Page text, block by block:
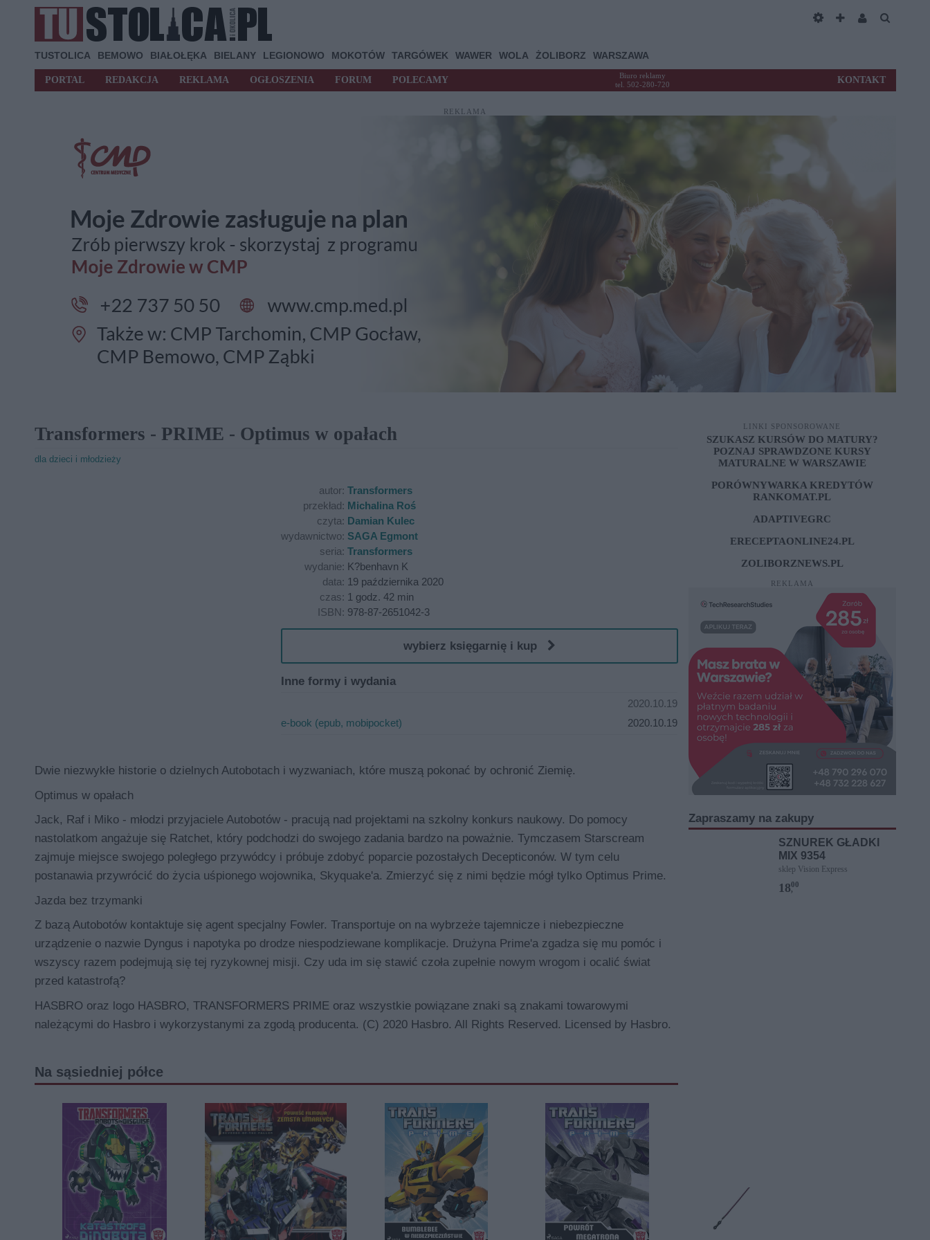
TUSTOLICA BEMOWO BIAŁOŁĘKA BIELANY LEGIONOWO MOKOTÓW TARGÓWEK WAWER WOLA ŻOLIBORZ WARSZAWA
PORTAL REDAKCJA REKLAMA OGŁOSZENIA FORUM POLECAMY
Biuro reklamy
tel. 502-280-720
KONTAKT
REKLAMA
Transformers - PRIME - Optimus w opałach
dla dzieci i młodzieży
autor: Transformers
przekład: Michalina Roś
czyta: Damian Kulec
wydawnictwo: SAGA Egmont
seria: Transformers
wydanie: K?benhavn K
data: 19 października 2020
czas: 1 godz. 42 min
ISBN: 978-87-2651042-3
wybierz księgarnię i kup
Inne formy i wydania
2020.10.19
e-book (epub, mobipocket)
2020.10.19
Dwie niezwykłe historie o dzielnych Autobotach i wyzwaniach, które muszą pokonać by ochronić Ziemię.
Optimus w opałach
Jack, Raf i Miko - młodzi przyjaciele Autobotów - pracują nad projektami na szkolny konkurs naukowy. Do pomocy
nastolatkom angażuje się Ratchet, który podchodzi do swojego zadania bardzo na poważnie. Tymczasem Starscream
zajmuje miejsce swojego poległego przywódcy i próbuje zdobyć poparcie pozostałych Decepticonów. W tym celu
postanawia przywrócić do życia uśpionego wojownika, Skyquake'a. Zmierzyć się z nimi będzie mógł tylko Optimus Prime.
Jazda bez trzymanki
Z bazą Autobotów kontaktuje się agent specjalny Fowler. Transportuje on na wybrzeże tajemnicze i niebezpieczne
urządzenie o nazwie Dyngus i napotyka po drodze niespodziewane komplikacje. Drużyna Prime'a zgadza się mu pomóc i
wszyscy razem podejmują się tej ryzykownej misji. Czy uda im się stawić czoła zupełnie nowym wrogom i ocalić świat
przed katastrofą?
HASBRO oraz logo HASBRO, TRANSFORMERS PRIME oraz wszystkie powiązane znaki są znakami towarowymi
należącymi do Hasbro i wykorzystanymi za zgodą producenta. (C) 2020 Hasbro. All Rights Reserved. Licensed by Hasbro.
Na sąsiedniej półce
LINKI SPONSOROWANE
SZUKASZ KURSÓW DO MATURY?
POZNAJ SPRAWDZONE KURSY
MATURALNE W WARSZAWIE
PORÓWNYWARKA KREDYTÓW
RANKOMAT.PL
ADAPTIVEGRC
ERECEPTAONLINE24.PL
ZOLIBORZNEWS.PL
REKLAMA
Zapraszamy na zakupy
SZNUREK GŁADKI
MIX 9354
sklep Vision Express
18,
00